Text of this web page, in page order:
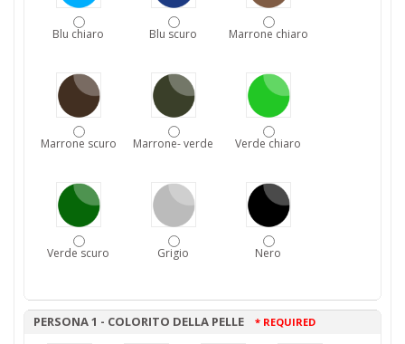
Blu chiaro Blu scuro Marrone chiaro
Marrone scuro Marrone- verde Verde chiaro
Verde scuro Grigio Nero
PERSONA 1 - COLORITO DELLA PELLE * REQUIRED